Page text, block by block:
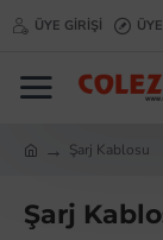
ÜYE GIRIŞI
Şarj Kablosu
Şarj